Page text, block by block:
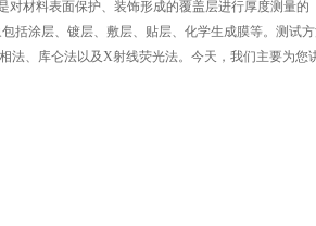
对材料表面保护、装饰形成的覆盖层进行厚度测量的
括涂层、镀层、敷层、贴层、化学生成膜等。测试
法、库仑法以及X射线荧光法。今天，我们主要为您